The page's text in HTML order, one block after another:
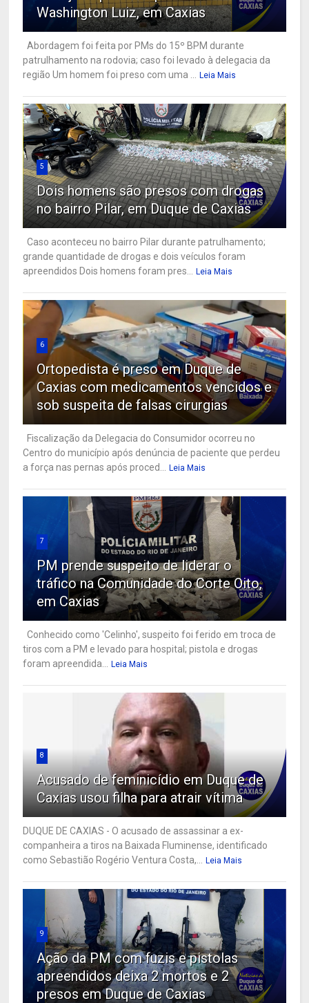
Washington Luiz, em Caxias
Abordagem foi feita por PMs do 15º BPM durante
patrulhamento na rodovia; caso foi levado à delegacia da
região Um homem foi preso com uma ...
Leia Mais
5
Dois homens são presos com drogas
no bairro Pilar, em Duque de Caxias
Caso aconteceu no bairro Pilar durante patrulhamento;
grande quantidade de drogas e dois veículos foram
apreendidos Dois homens foram pres...
Leia Mais
6
Ortopedista é preso em Duque de
Caxias com medicamentos vencidos e
sob suspeita de falsas cirurgias
Fiscalização da Delegacia do Consumidor ocorreu no
Centro do município após denúncia de paciente que perdeu
a força nas pernas após proced...
Leia Mais
7
PM prende suspeito de liderar o
tráfico na Comunidade do Corte Oito,
em Caxias
Conhecido como 'Celinho', suspeito foi ferido em troca de
tiros com a PM e levado para hospital; pistola e drogas
foram apreendida...
Leia Mais
8
Acusado de feminicídio em Duque de
Caxias usou filha para atrair vítima
DUQUE DE CAXIAS - O acusado de assassinar a ex-
companheira a tiros na Baixada Fluminense, identificado
como Sebastião Rogério Ventura Costa,...
Leia Mais
9
Ação da PM com fuzis e pistolas
apreendidos deixa 2 mortos e 2
presos em Duque de Caxias